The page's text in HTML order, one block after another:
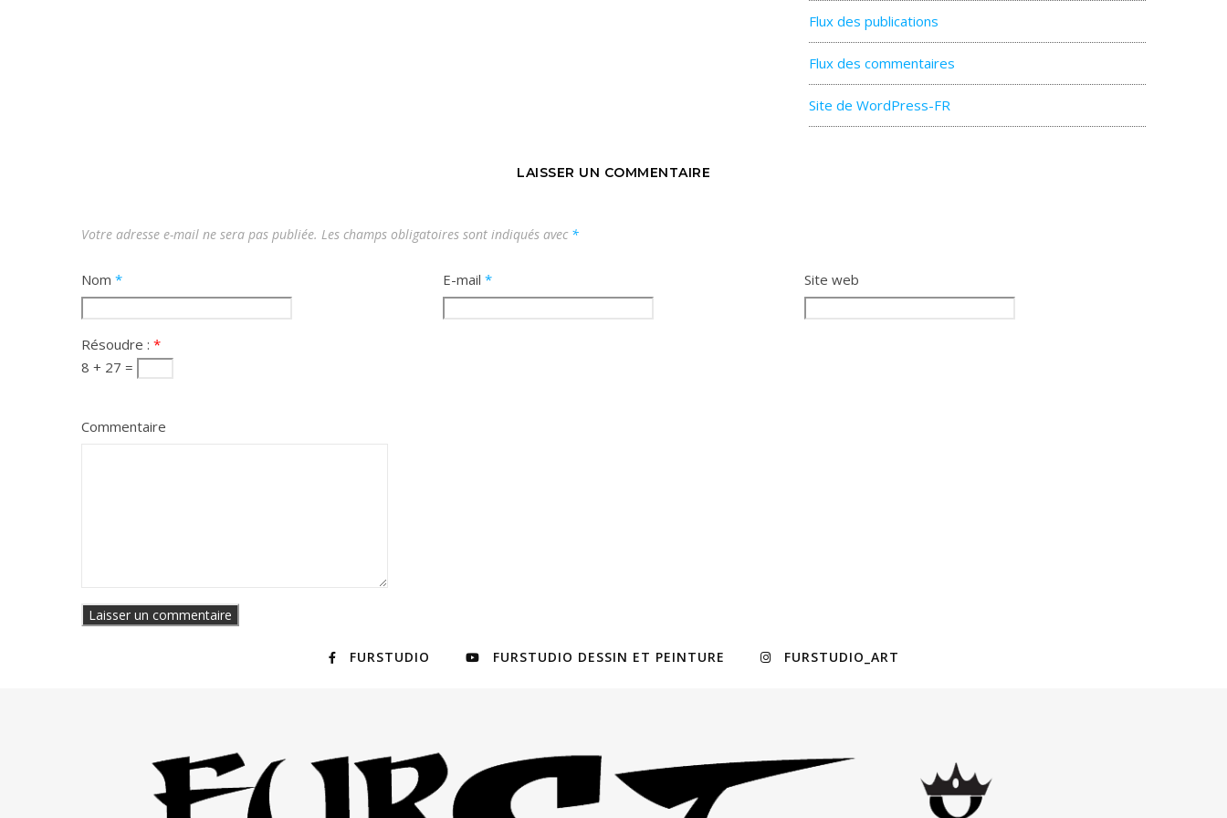
Flux des publications
Flux des commentaires
Site de WordPress-FR
LAISSER UN COMMENTAIRE
Votre adresse e-mail ne sera pas publiée. Les champs obligatoires sont indiqués avec *
Nom * E-mail * Site web
Résoudre : *
8 + 27 =
Commentaire
FURSTUDIO FURSTUDIO DESSIN ET PEINTURE FURSTUDIO_ART